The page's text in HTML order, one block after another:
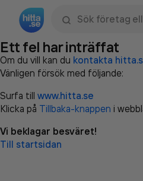
Ett fel har inträffat
Om du vill kan du kontakta
Vänligen försök med följande:
Surfa till www.hitta.se
Klicka på Tillbaka-knappen i
Vi beklagar besväret!
Till startsidan